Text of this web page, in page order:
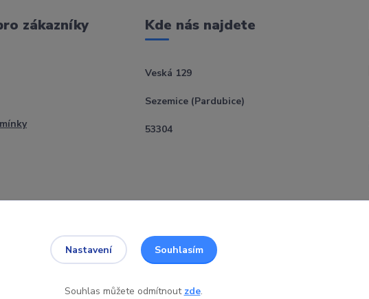
zákazníky Kde nás najdete
Veská 129
Sezemice (Pardubice)
53304
Nastavení Souhlasím
Souhlas můžete odmítnout zde.